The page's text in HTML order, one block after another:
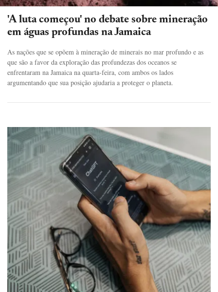
'A luta começou' no debate sobre mineração
em águas profundas na Jamaica
As nações que se opõem à mineração de minerais no mar profundo e as
que são a favor da exploração das profundezas dos oceanos se
enfrentaram na Jamaica na quarta-feira, com ambos os lados
argumentando que sua posição ajudaria a proteger o planeta.